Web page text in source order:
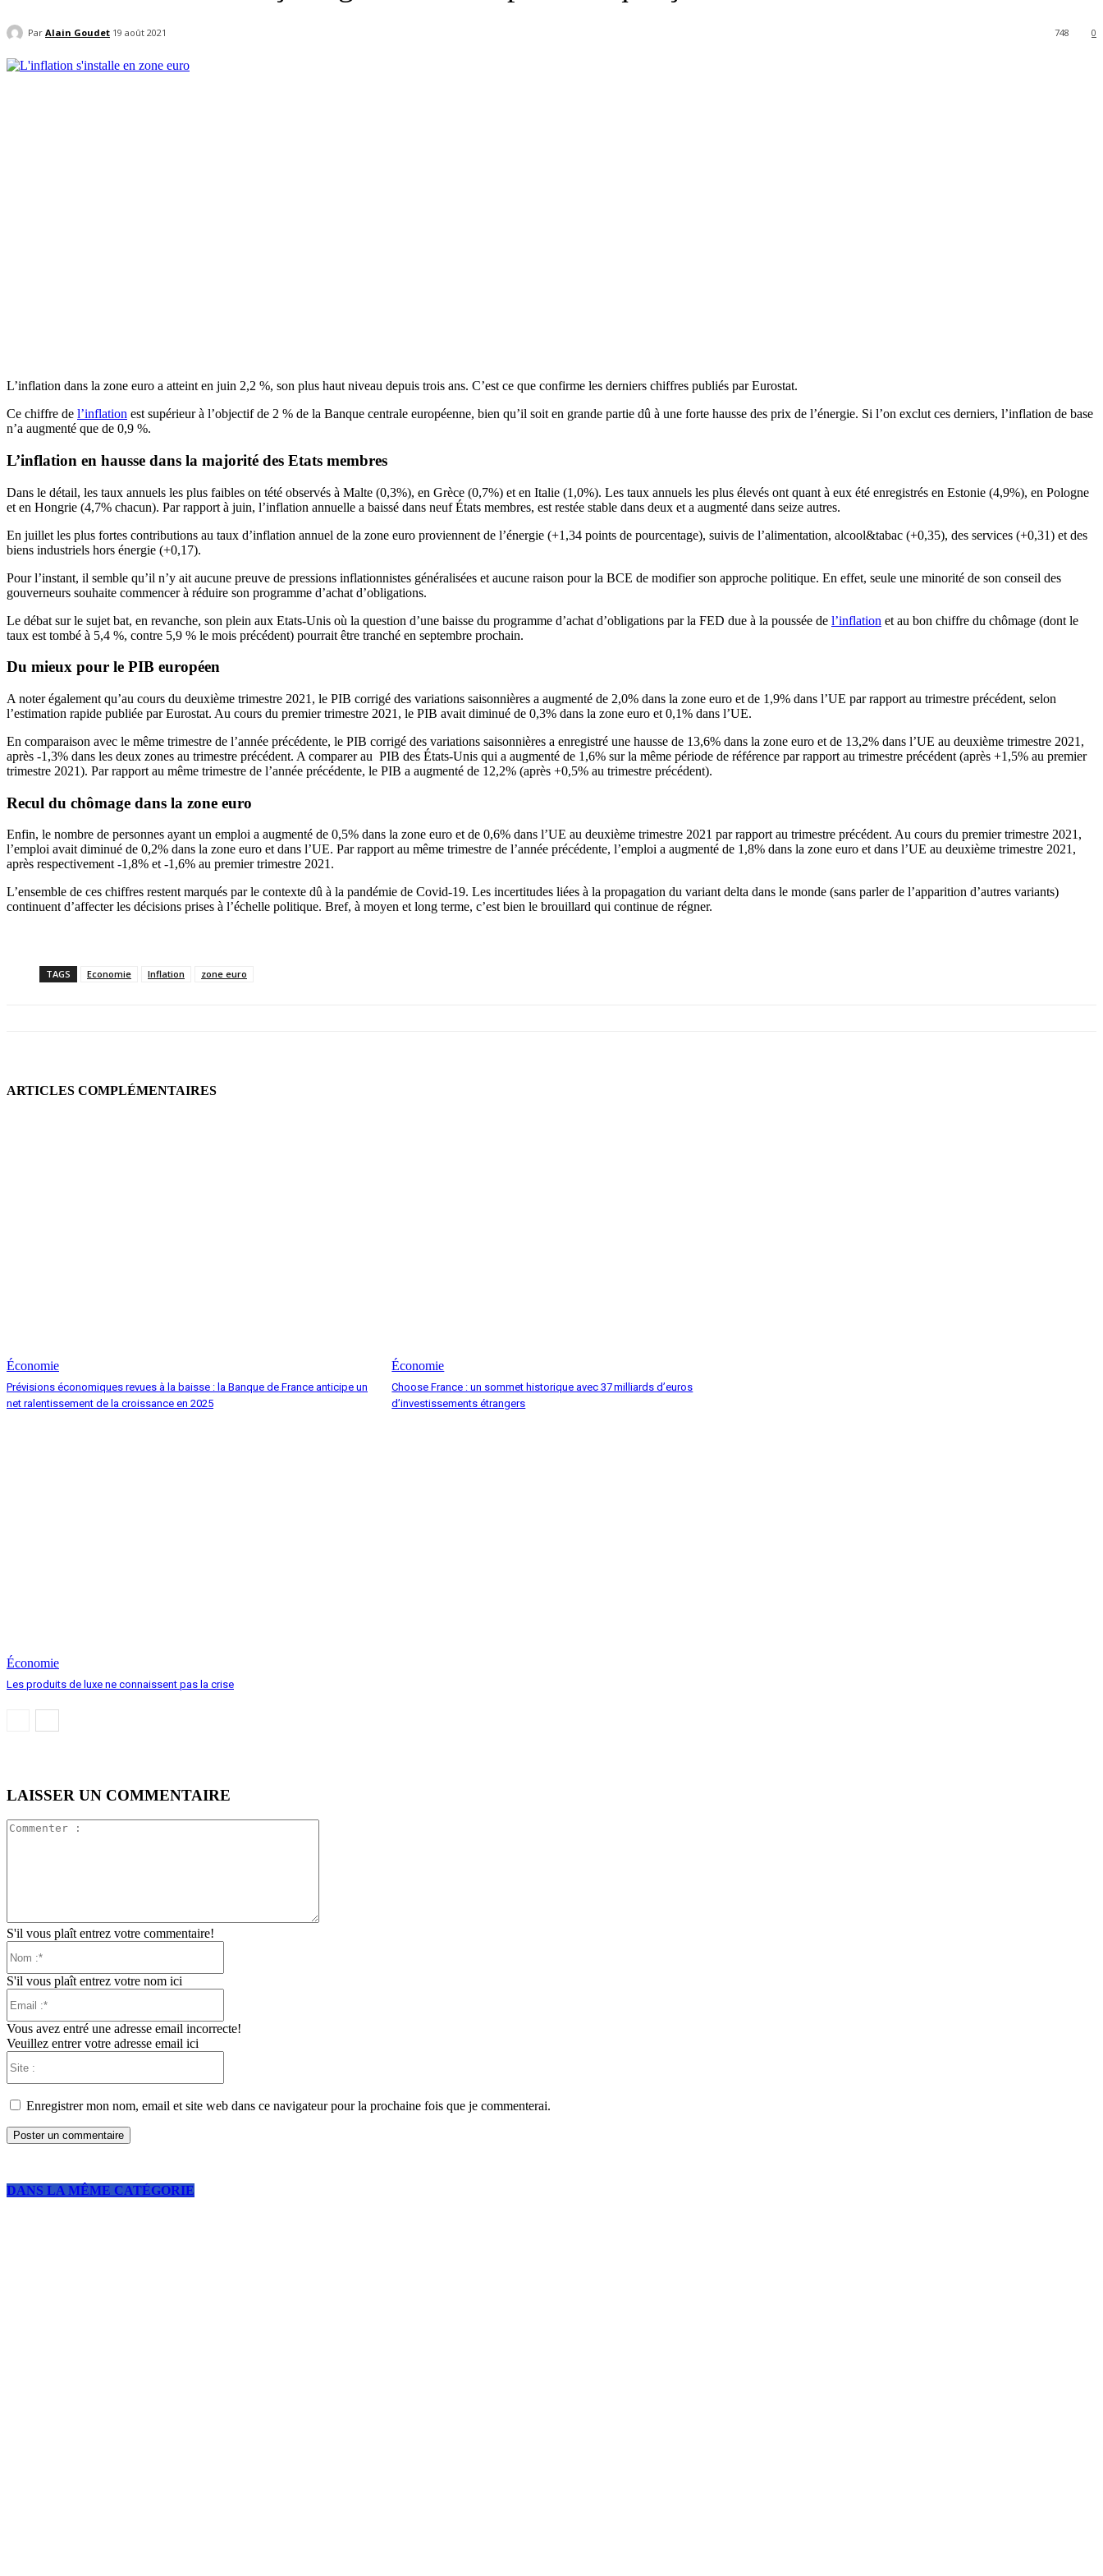
Par Alain Goudet 19 août 2021 0
748
L’inflation dans la zone euro a atteint en juin 2,2 %, son plus haut niveau depuis trois ans. C’est ce que confirme les derniers chiffres publiés par Eurostat.
Ce chiffre de l’inflation est supérieur à l’objectif de 2 % de la Banque centrale européenne, bien qu’il soit en grande partie dû à une forte hausse des prix de l’énergie. Si l’on exclut ces derniers, l’inflation de base
n’a augmenté que de 0,9 %.
L’inflation en hausse dans la majorité des Etats membres
Dans le détail, les taux annuels les plus faibles on tété observés à Malte (0,3%), en Grèce (0,7%) et en Italie (1,0%). Les taux annuels les plus élevés ont quant à eux été enregistrés en Estonie (4,9%), en Pologne
et en Hongrie (4,7% chacun). Par rapport à juin, l’inflation annuelle a baissé dans neuf États membres, est restée stable dans deux et a augmenté dans seize autres.
En juillet les plus fortes contributions au taux d’inflation annuel de la zone euro proviennent de l’énergie (+1,34 points de pourcentage), suivis de l’alimentation, alcool&tabac (+0,35), des services (+0,31) et des
biens industriels hors énergie (+0,17).
Pour l’instant, il semble qu’il n’y ait aucune preuve de pressions inflationnistes généralisées et aucune raison pour la BCE de modifier son approche politique. En effet, seule une minorité de son conseil des
gouverneurs souhaite commencer à réduire son programme d’achat d’obligations.
Le débat sur le sujet bat, en revanche, son plein aux Etats-Unis où la question d’une baisse du programme d’achat d’obligations par la FED due à la poussée de l’inflation et au bon chiffre du chômage (dont le
taux est tombé à 5,4 %, contre 5,9 % le mois précédent) pourrait être tranché en septembre prochain.
Du mieux pour le PIB européen
A noter également qu’au cours du deuxième trimestre 2021, le PIB corrigé des variations saisonnières a augmenté de 2,0% dans la zone euro et de 1,9% dans l’UE par rapport au trimestre précédent, selon
l’estimation rapide publiée par Eurostat. Au cours du premier trimestre 2021, le PIB avait diminué de 0,3% dans la zone euro et 0,1% dans l’UE.
En comparaison avec le même trimestre de l’année précédente, le PIB corrigé des variations saisonnières a enregistré une hausse de 13,6% dans la zone euro et de 13,2% dans l’UE au deuxième trimestre 2021,
après -1,3% dans les deux zones au trimestre précédent. A comparer au PIB des États-Unis qui a augmenté de 1,6% sur la même période de référence par rapport au trimestre précédent (après +1,5% au premier
trimestre 2021). Par rapport au même trimestre de l’année précédente, le PIB a augmenté de 12,2% (après +0,5% au trimestre précédent).
Recul du chômage dans la zone euro
Enfin, le nombre de personnes ayant un emploi a augmenté de 0,5% dans la zone euro et de 0,6% dans l’UE au deuxième trimestre 2021 par rapport au trimestre précédent. Au cours du premier trimestre 2021,
l’emploi avait diminué de 0,2% dans la zone euro et dans l’UE. Par rapport au même trimestre de l’année précédente, l’emploi a augmenté de 1,8% dans la zone euro et dans l’UE au deuxième trimestre 2021,
après respectivement -1,8% et -1,6% au premier trimestre 2021.
L’ensemble de ces chiffres restent marqués par le contexte dû à la pandémie de Covid-19. Les incertitudes liées à la propagation du variant delta dans le monde (sans parler de l’apparition d’autres variants)
continuent d’affecter les décisions prises à l’échelle politique. Bref, à moyen et long terme, c’est bien le brouillard qui continue de régner.
TAGS Economie Inflation zone euro
ARTICLES COMPLÉMENTAIRES
Économie
Prévisions économiques revues à la baisse : la Banque de France anticipe un
net ralentissement de la croissance en 2025
Économie
Choose France : un sommet historique avec 37 milliards d’euros
d’investissements étrangers
Économie
Les produits de luxe ne connaissent pas la crise
LAISSER UN COMMENTAIRE
S'il vous plaît entrez votre commentaire!
S'il vous plaît entrez votre nom ici
Vous avez entré une adresse email incorrecte!
Veuillez entrer votre adresse email ici
Enregistrer mon nom, email et site web dans ce navigateur pour la prochaine fois que je commenterai.
DANS LA MÊME CATÉGORIE